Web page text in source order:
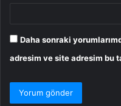
Daha sonraki
adresim ve site adresim bu